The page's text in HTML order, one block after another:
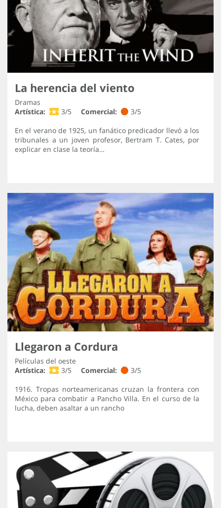
La herencia del viento
Dramas
Artística:
3/5 Comercial:
3/5
En el verano de 1925, un fanático predicador llevó a los
tribunales a un joven profesor, Bertram T. Cates, por
explicar en clase la teoría…
Llegaron a Cordura
Películas del oeste
Artística:
3/5 Comercial:
3/5
1916. Tropas norteamericanas cruzan la frontera con
México para combatir a Pancho Villa. En el curso de la
lucha, deben asaltar a un rancho